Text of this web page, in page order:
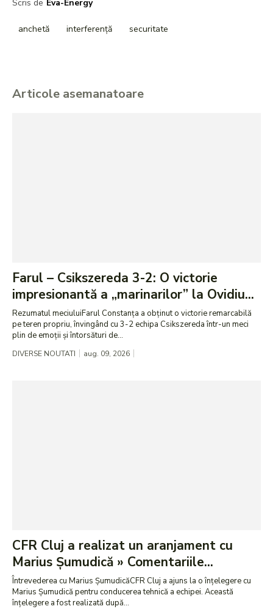
Scris de Eva-Energy
anchetă interferență securitate
Articole asemanatoare
Farul – Csikszereda 3-2: O victorie
impresionantă a „marinarilor” la Ovidiu...
Rezumatul meciuluiFarul Constanța a obținut o victorie remarcabilă
pe teren propriu, învingând cu 3-2 echipa Csikszereda într-un meci
plin de emoții și întorsături de...
DIVERSE NOUTATI aug. 09, 2026
CFR Cluj a realizat un aranjament cu
Marius Șumudică » Comentariile...
Întrevederea cu Marius ȘumudicăCFR Cluj a ajuns la o înțelegere cu
Marius Șumudică pentru conducerea tehnică a echipei. Această
înțelegere a fost realizată după...